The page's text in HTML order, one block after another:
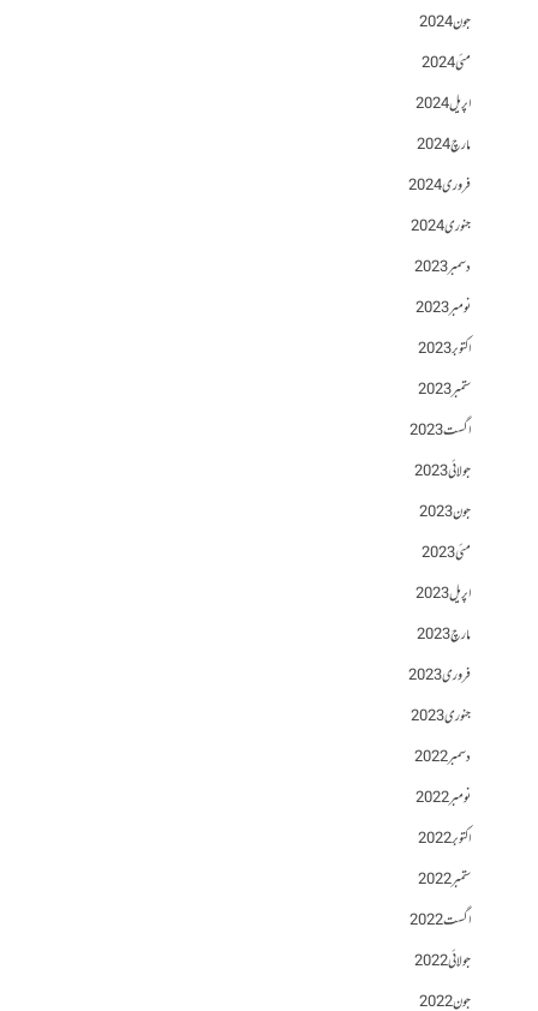
جون 2024
مئی 2024
اپریل 2024
مارچ 2024
فروری 2024
جنوری 2024
دسمبر 2023
نومبر 2023
اکتوبر 2023
ستمبر 2023
اگست 2023
جولائی 2023
جون 2023
مئی 2023
اپریل 2023
مارچ 2023
فروری 2023
جنوری 2023
دسمبر 2022
نومبر 2022
اکتوبر 2022
ستمبر 2022
اگست 2022
جولائی 2022
جون 2022